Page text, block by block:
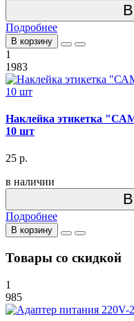
Подробнее
В корзину
1
1983
Наклейка этикетка
10 шт
25 р.
в наличии
Подробнее
В корзину
Товары со скидкой
1
985